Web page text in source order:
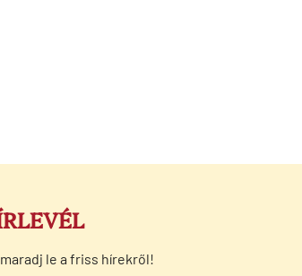
le a friss hírekről!